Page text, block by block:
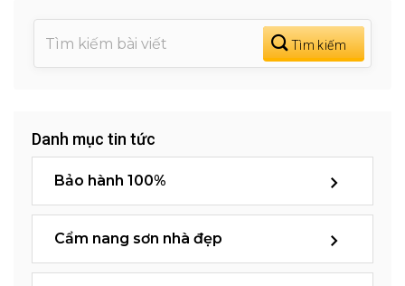
Danh mục tin tức
Bảo hành 100%
Cẩm nang sơn nhà đẹp